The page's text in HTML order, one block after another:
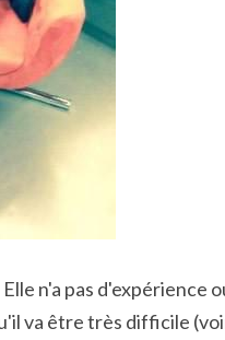
n'a pas d'expérience
va être très difficile